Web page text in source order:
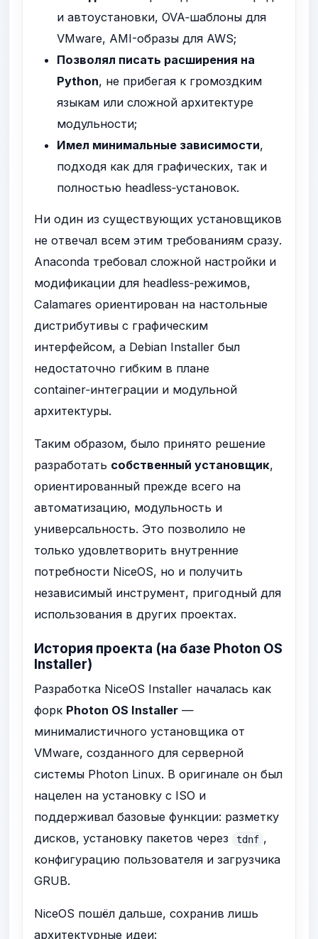
и автоустановки, OVA‑шаблоны для
VMware, AMI-образы для AWS;
Позволял писать расширения на
Python, не прибегая к громоздким
языкам или сложной архитектуре
модульности;
Имел минимальные зависимости,
подходя как для графических, так и
полностью headless‑установок.
Ни один из существующих установщиков
не отвечал всем этим требованиям сразу.
Anaconda требовал сложной настройки и
модификации для headless‑режимов,
Calamares ориентирован на настольные
дистрибутивы с графическим
интерфейсом, а Debian Installer был
недостаточно гибким в плане
container‑интеграции и модульной
архитектуры.
Таким образом, было принято решение
разработать собственный установщик,
ориентированный прежде всего на
автоматизацию, модульность и
универсальность. Это позволило не
только удовлетворить внутренние
потребности NiceOS, но и получить
независимый инструмент, пригодный для
использования в других проектах.
История проекта (на базе Photon OS
Installer)
Разработка NiceOS Installer началась как
форк Photon OS Installer —
минималистичного установщика от
VMware, созданного для серверной
системы Photon Linux. В оригинале он был
нацелен на установку с ISO и
поддерживал базовые функции: разметку
дисков, установку пакетов через
tdnf ,
конфигурацию пользователя и загрузчика
GRUB.
NiceOS пошёл дальше, сохранив лишь
архитектурные идеи: